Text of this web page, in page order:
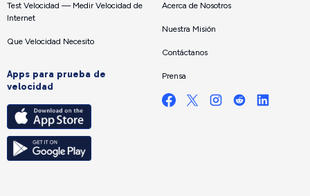
Test Velocidad — Medir Velocidad de
Internet
Que Velocidad Necesito
Apps para prueba de
velocidad
Acerca de Nosotros
Nuestra Misión
Contáctanos
Prensa